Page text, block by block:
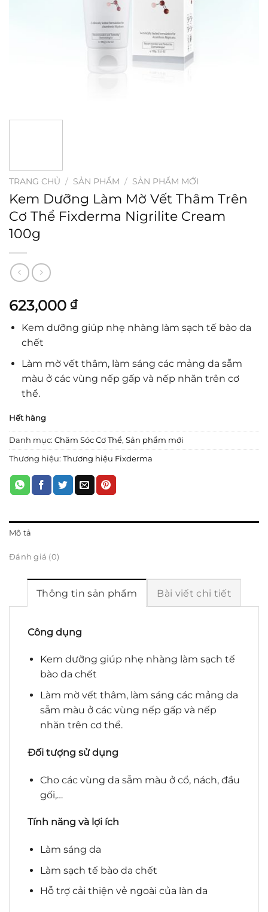
TRANG CHỦ / SẢN PHẨM / SẢN PHẨM MỚI
Kem Dưỡng Làm Mờ Vết Thâm Trên
Cơ Thể Fixderma Nigrilite Cream
100g
623,000 ₫
Kem dưỡng giúp nhẹ nhàng làm sạch tế bào da
chết
Làm mờ vết thâm, làm sáng các mảng da sẫm
màu ở các vùng nếp gấp và nếp nhăn trên cơ
thể.
Hết hàng
Danh mục: Chăm Sóc Cơ Thể, Sản phẩm mới
Thương hiệu: Thương hiệu Fixderma
Mô tả
Đánh giá (0)
Thông tin sản phẩm Bài viết chi tiết
Công dụng
Kem dưỡng giúp nhẹ nhàng làm sạch tế
bào da chết
Làm mờ vết thâm, làm sáng các mảng da
sẫm màu ở các vùng nếp gấp và nếp
nhăn trên cơ thể.
Đối tượng sử dụng
Cho các vùng da sẫm màu ở cổ, nách, đầu
gối,…
Tính năng và lợi ích
Làm sáng da
Làm sạch tế bào da chết
Hỗ trợ cải thiện vẻ ngoài của làn da